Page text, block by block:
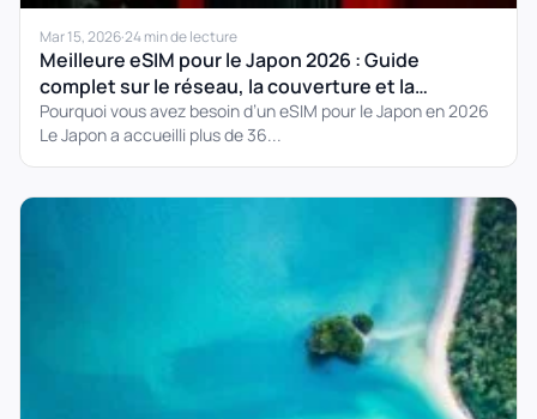
Mar 15, 2026·24 min de lecture
Meilleure eSIM pour le Japon 2026 : Guide
complet sur le réseau, la couverture et la
configuration
Pourquoi vous avez besoin d’un eSIM pour le Japon en 2026
Le Japon a accueilli plus de 36...